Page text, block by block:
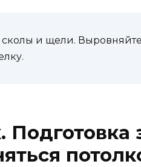
и щели.
Подготовка